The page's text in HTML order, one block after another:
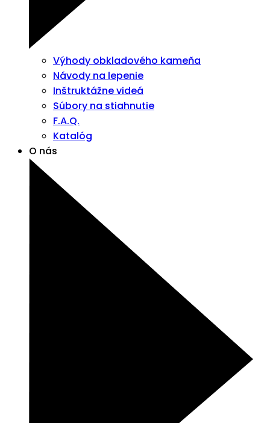
Výhody obkladového kameňa
Návody na lepenie
Inštruktážne videá
Súbory na stiahnutie
F.A.Q.
Katalóg
O nás